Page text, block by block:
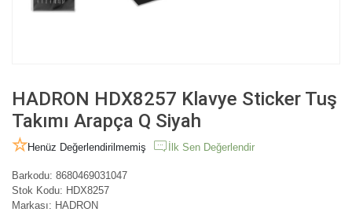
HADRON HDX8257 Klavye Sticker Tuş
Takımı Arapça Q Siyah
Henüz Değerlendirilmemiş İlk Sen Değerlendir
Barkodu: 8680469031047
Stok Kodu: HDX8257
Markası: HADRON